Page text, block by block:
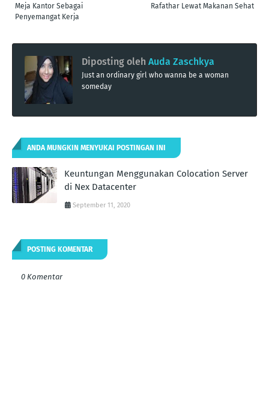
Rafathar Lewat Makanan Sehat
Meja Kantor Sebagai
Penyemangat Kerja
Diposting oleh Auda Zaschkya
Just an ordinary girl who wanna be a woman
someday
ANDA MUNGKIN MENYUKAI POSTINGAN INI
Keuntungan Menggunakan Colocation Server
di Nex Datacenter
September 11, 2020
POSTING KOMENTAR
0 Komentar